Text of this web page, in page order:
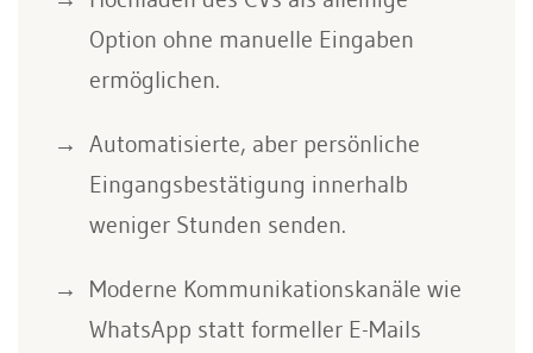
Option ohne manuelle Eingaben
ermöglichen.
Automatisierte, aber persönliche
Eingangsbestätigung innerhalb
weniger Stunden senden.
Moderne Kommunikationskanäle wie
WhatsApp statt formeller E-Mails